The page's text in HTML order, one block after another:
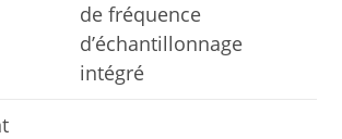
de fréquence
d’échantillonnage
intégré